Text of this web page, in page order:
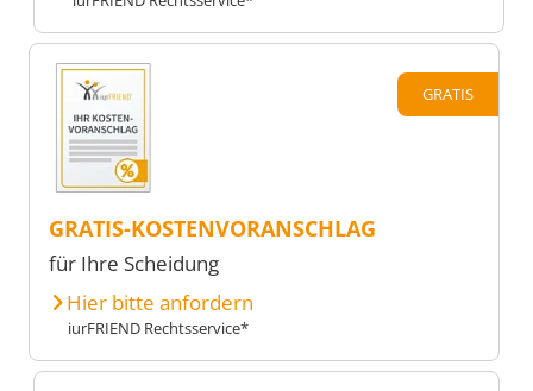
GRATIS
GRATIS-KOSTENVORANSCHLAG
für Ihre Scheidung
Hier bitte anfordern
iurFRIEND Rechtsservice*